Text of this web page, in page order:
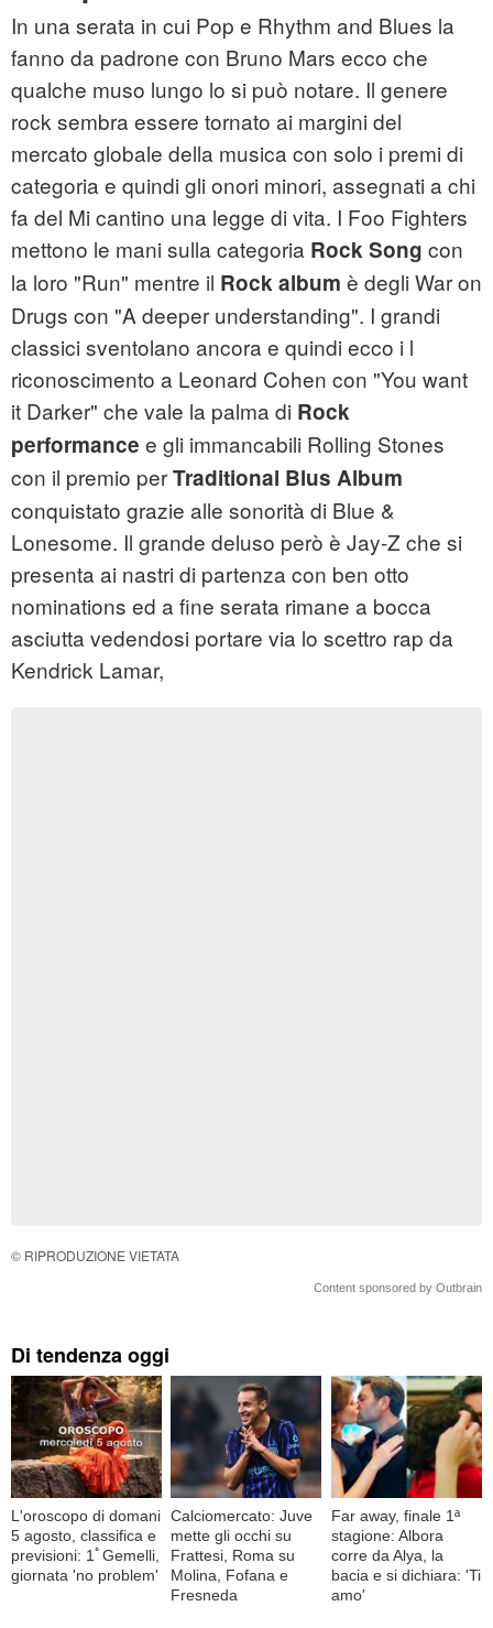
In una serata in cui Pop e Rhythm and Blues la
fanno da padrone con Bruno Mars ecco che
qualche muso lungo lo si può notare. Il genere
rock sembra essere tornato ai margini del
mercato globale della musica con solo i premi di
categoria e quindi gli onori minori, assegnati a chi
fa del Mi cantino una legge di vita. I Foo Fighters
mettono le mani sulla categoria Rock Song con
la loro "Run" mentre il Rock album è degli War on
Drugs con "A deeper understanding". I grandi
classici sventolano ancora e quindi ecco i l
riconoscimento a Leonard Cohen con "You want
it Darker" che vale la palma di Rock
performance e gli immancabili Rolling Stones
con il premio perTraditional Blus Album
conquistato grazie alle sonorità di Blue &
Lonesome. Il grande deluso però è Jay-Z che si
presenta ai nastri di partenza con ben otto
nominations ed a fine serata rimane a bocca
asciutta vedendosi portare via lo scettro rap da
Kendrick Lamar,
© RIPRODUZIONE VIETATA
Content sponsored by Outbrain
Di tendenza oggi
L'oroscopo di domani
5 agosto, classifica e
previsioni: 1ﾟGemelli,
giornata 'no problem'
Calciomercato: Juve
mette gli occhi su
Frattesi, Roma su
Molina, Fofana e
Fresneda
Far away, finale 1ª
stagione: Albora
corre da Alya, la
bacia e si dichiara: 'Ti
amo'